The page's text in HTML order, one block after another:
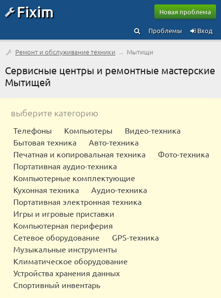
Fixim Новая проблема
Вход
Проблемы
Ремонт и обслуживание техники → Мытищи
Сервисные центры и ремонтные мастерские
Мытищей
выберите категорию
Телефоны Компьютеры
Видео-техника
Бытовая техника
Авто-техника
Печатная и копировальная техника
Фото-техника
Портативная аудио-техника
Компьютерные комплектующие
Кухонная техника
Аудио-техника
Портативная электронная техника
Игры и игровые приставки
Компьютерная периферия
Сетевое оборудование
GPS-техника
Музыкальные инструменты
Климатическое оборудование
Устройства хранения данных
Спортивный инвентарь